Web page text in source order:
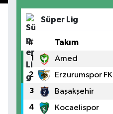
Süper Lig
# Takım
1 Amed
2 Erzurumspor FK
3 Başakşehir
4 Kocaelispor